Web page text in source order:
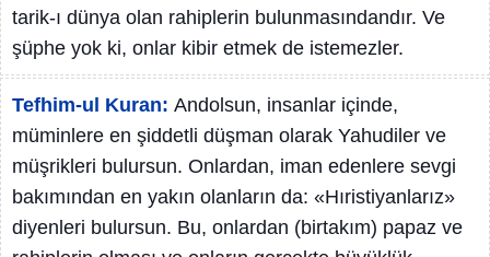
tarik-ı dünya olan rahiplerin bulunmasındandır. Ve
şüphe yok ki, onlar kibir etmek de istemezler.
Tefhim-ul Kuran: Andolsun, insanlar içinde,
müminlere en şiddetli düşman olarak Yahudiler ve
müşrikleri bulursun. Onlardan, iman edenlere sevgi
bakımından en yakın olanların da: «Hıristiyanlarız»
diyenleri bulursun. Bu, onlardan (birtakım) papaz ve